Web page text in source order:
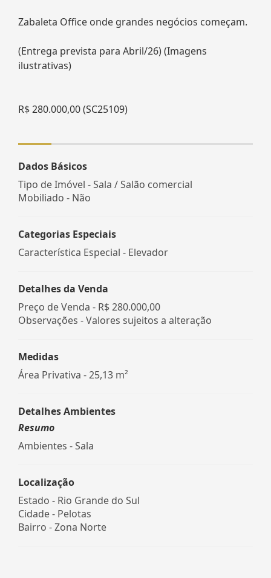
Zabaleta Office onde grandes negócios começam.
(Entrega prevista para Abril/26) (Imagens
ilustrativas)
R$ 280.000,00 (SC25109)
Dados Básicos
Tipo de Imóvel - Sala / Salão comercial
Mobiliado - Não
Categorias Especiais
Característica Especial - Elevador
Detalhes da Venda
Preço de Venda - R$ 280.000,00
Observações - Valores sujeitos a alteração
Medidas
Área Privativa - 25,13 m²
Detalhes Ambientes
Resumo
Ambientes - Sala
Localização
Estado - Rio Grande do Sul
Cidade - Pelotas
Bairro -Zona Norte